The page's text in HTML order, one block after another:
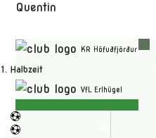
Quentin
KR Höfuðfjörður
1. Halbzeit
VfL Erlhügel